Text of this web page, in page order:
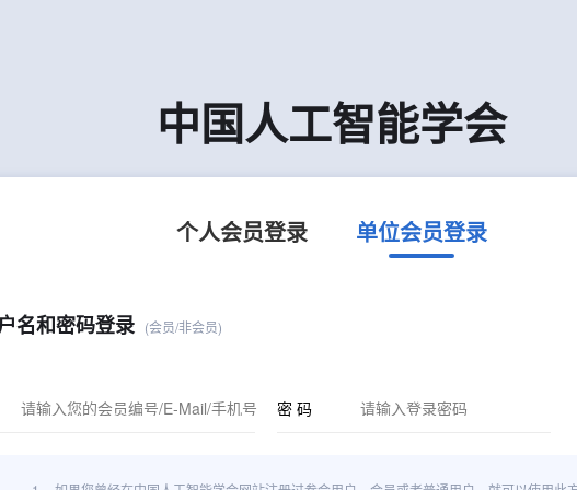
中国人工智能学会
个人会员登录 单位会员登录
名和密码登录 (会员/非会员)
密 码